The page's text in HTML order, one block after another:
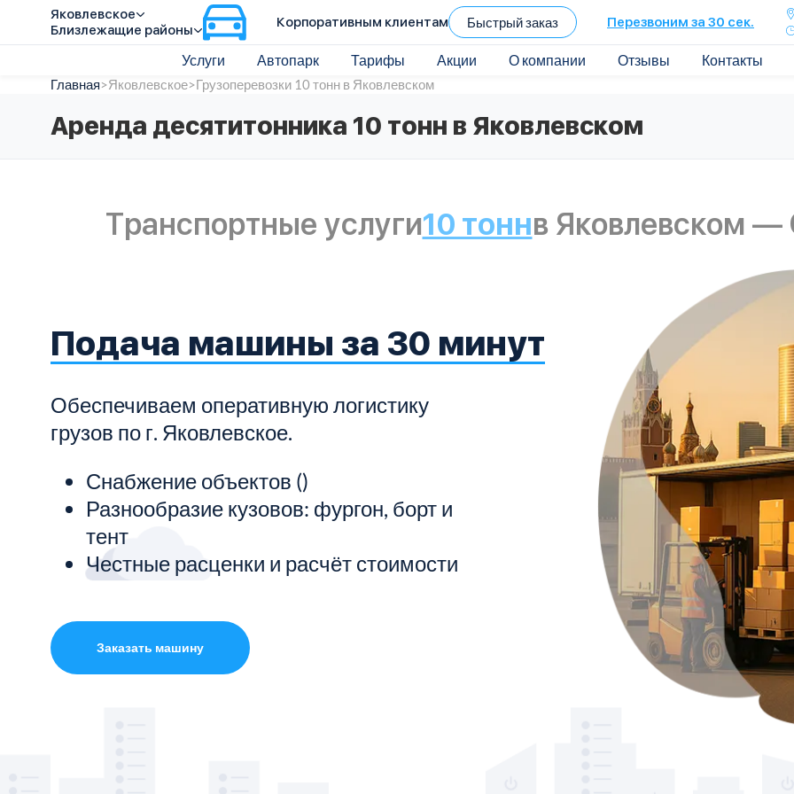
Яковлевское
Близлежащие районы
Корпоративным клиентам Быстрый заказ Перезвоним за 30 сек.
Услуги
Показать все услуги
Автопарк Тарифы Акции О компании Отзывы Контакты
Главная>Яковлевское>Грузоперевозки 10 тонн в Яковлевском
Аренда десятитонника 10 тонн в Яковлевском
Транспортные услуги10 тоннв Яковлевском
Подача машины за 30 минут
Обеспечиваем оперативную логистику
грузов по г. Яковлевское.
Снабжение объектов ()
Разнообразие кузовов: фургон, борт и
тент
Честные расценки и расчёт стоимости
Заказать машину